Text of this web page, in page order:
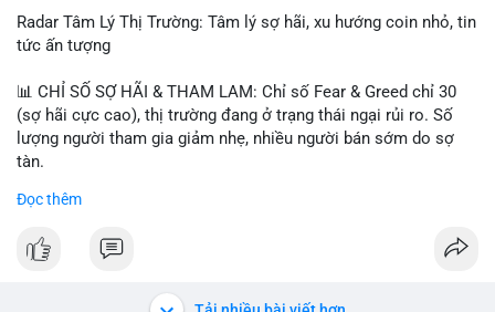
Radar Tâm Lý Thị Trường: Tâm lý sợ hãi, xu hướng coin nhỏ, tin
tức ấn tượng
📊 CHỈ SỐ SỢ HÃI & THAM LAM: Chỉ số Fear & Greed chỉ 30
(sợ hãi cực cao), thị trường đang ở trạng thái ngại rủi ro. Số
lượng người tham gia giảm nhẹ, nhiều người bán sớm do sợ
tàn.
📈 XU HƯỚNG TÌM KIẾM & THẢO LUẬN: Biconomy (BICO),
coin được tìm kiếm nhiều nhất. Chủ đề NFT (Pudgy Penguins),
Đọc thêm